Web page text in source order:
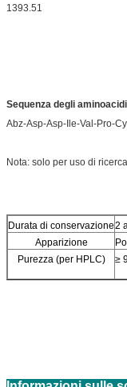
1393.51
Sequenza degli
Abz-Asp-Asp-Ile-Val-Pro-
Nota: solo per uso di ricerca
Durata di conservazione2
Apparizione
Purezza (per HPLC)
≥